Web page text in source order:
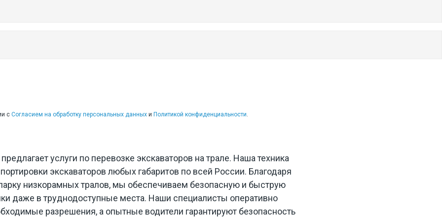
с Согласием на обработку персональных данных и Политикой конфиденциальности.
услуги по перевозке экскаваторов на трале. Наша техника
экскаваторов любых габаритов по всей России. Благодаря
низкорамных тралов, мы обеспечиваем безопасную и быструю
даже в труднодоступные места. Наши специалисты оперативно
разрешения, а опытные водители гарантируют безопасность